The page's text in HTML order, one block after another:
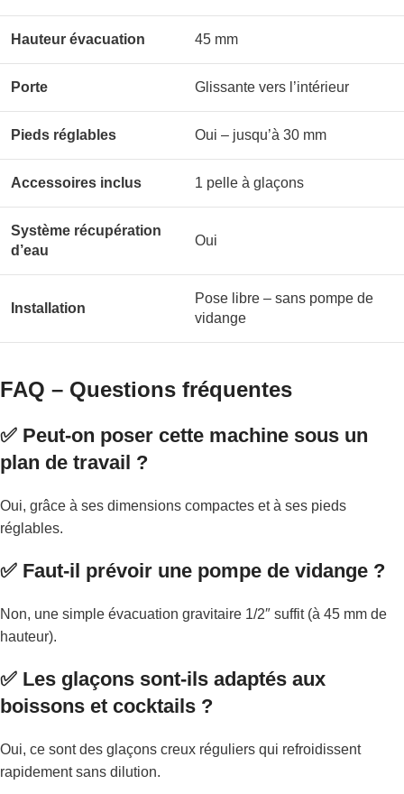
Hauteur évacuation 45 mm
Porte Glissante vers l’intérieur
Pieds réglables Oui – jusqu’à 30 mm
Accessoires inclus 1 pelle à glaçons
Système récupération
d’eau
Oui
Installation
Pose libre – sans pompe de
vidange
FAQ – Questions fréquentes
✅ Peut-on poser cette machine sous un
plan de travail ?
Oui, grâce à ses dimensions compactes et à ses pieds
réglables.
✅ Faut-il prévoir une pompe de vidange ?
Non, une simple évacuation gravitaire 1/2″ suffit (à 45 mm de
hauteur).
✅ Les glaçons sont-ils adaptés aux
boissons et cocktails ?
Oui, ce sont des glaçons creux réguliers qui refroidissent
rapidement sans dilution.